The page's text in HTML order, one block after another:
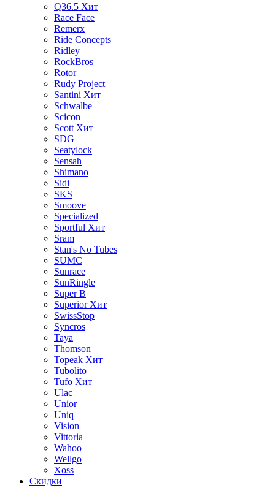
Q36.5 Хит
Race Face
Remerx
Ride Concepts
Ridley
RockBros
Rotor
Rudy Project
Santini Хит
Schwalbe
Scicon
Scott Хит
SDG
Seatylock
Sensah
Shimano
Sidi
SKS
Smoove
Specialized
Sportful Хит
Sram
Stan's No Tubes
SUMC
Sunrace
SunRingle
Super B
Superior Хит
SwissStop
Syncros
Taya
Thomson
Topeak Хит
Tubolito
Tufo Хит
Ulac
Unior
Uniq
Vision
Vittoria
Wahoo
Wellgo
Xoss
Скидки